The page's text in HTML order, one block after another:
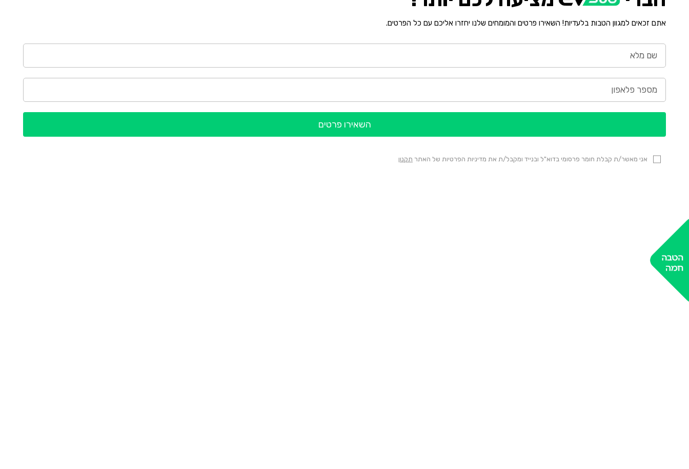
אתם זכאים למגוון הטבות בלעדיות! השאירו פרטים והמומחים שלנו יחזרו אליכם עם כל הפרטים.
אני מאשר/ת קבלת חומר פרסומי בדוא"ל ובנייד ומקבל/ת את מדיניות הפרטיות של האתר תקנון
השאירו פרטים